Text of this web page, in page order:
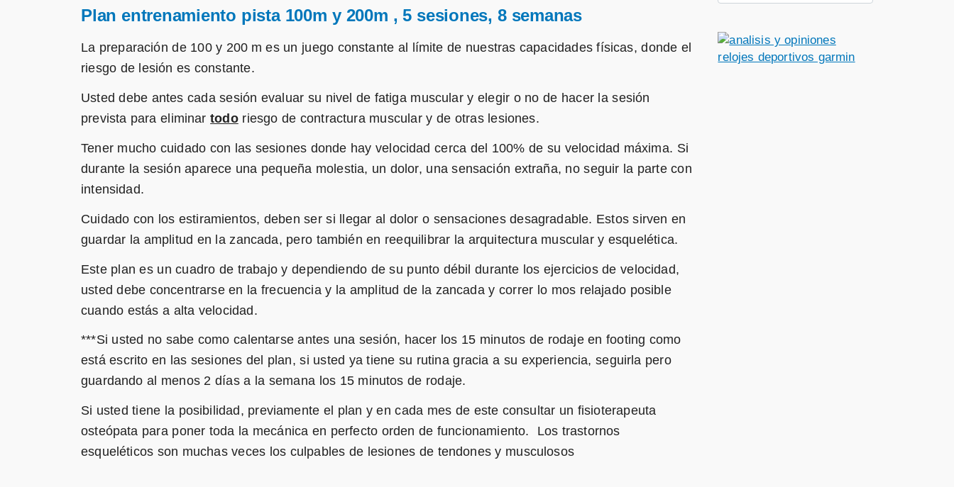
Plan entrenamiento pista 100m y 200m , 5 sesiones, 8 semanas
La preparación de 100 y 200 m es un juego constante al límite de nuestras capacidades físicas, donde el
riesgo de lesión es constante.
Usted debe antes cada sesión evaluar su nivel de fatiga muscular y elegir o no de hacer la sesión
prevista para eliminartodoriesgo de contractura muscular y de otras lesiones.
Tener mucho cuidado con las sesiones donde hay velocidad cerca del 100% de su velocidad máxima. Si
durante la sesión aparece una pequeña molestia, un dolor, una sensación extraña, no seguir la parte con
intensidad.
Cuidado con los estiramientos, deben ser si llegar al dolor o sensaciones desagradable. Estos sirven en
guardar la amplitud en la zancada, pero también en reequilibrar la arquitectura muscular y esquelética.
Este plan es un cuadro de trabajo y dependiendo de su punto débil durante los ejercicios de velocidad,
usted debe concentrarse en la frecuencia y la amplitud de la zancada y correr lo mos relajado posible
cuando estás a alta velocidad.
***Si usted no sabe como calentarse antes una sesión, hacer los 15 minutos de rodaje en footing como
está escrito en las sesiones del plan, si usted ya tiene su rutina gracia a su experiencia, seguirla pero
guardando al menos 2 días a la semana los 15 minutos de rodaje.
Si usted tiene la posibilidad, previamente el plan y en cada mes de este consultar un fisioterapeuta
osteópata para poner toda la mecánica en perfecto orden de funcionamiento. Los trastornos
esqueléticos son muchas veces los culpables de lesiones de tendones y musculosos